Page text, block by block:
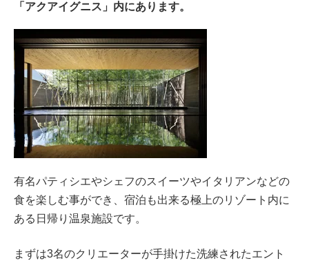
「アクアイグニス」内にあります。
有名パティシエやシェフのスイーツやイタリアンなどの
食を楽しむ事ができ、宿泊も出来る極上のリゾート内に
ある日帰り温泉施設です。
まずは3名のクリエーターが手掛けた洗練されたエント